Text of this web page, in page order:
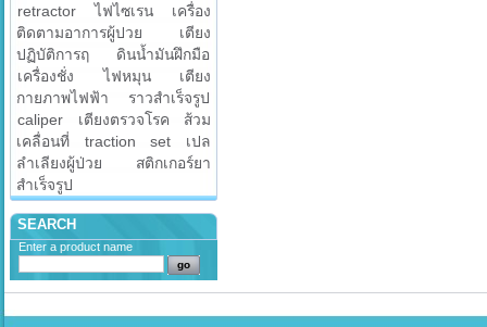
retractor
ไฟไซเรน
เครื่อง
ติดตามอาการผู้ปวย
เตียง
ปฏิบัติการฤ
ดินน้ำมันฝึกมือ
เครื่องชั่ง
ไฟหมุน
เตียง
กายภาพไฟฟ้า
ราวสำเร็จรูป
caliper
เตียงตรวจโรค
ส้วม
เคลื่อนที่
traction set
เปล
ลำเลียงผู้ป่วย
สติกเกอร์ยา
สำเร็จรูป
SEARCH
Enter a product name